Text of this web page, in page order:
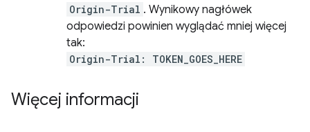
Origin-Trial . Wynikowy nagłówek
odpowiedzi powinien wyglądać mniej więcej
tak:
Origin-Trial: TOKEN_GOES_HERE
Więcej informacji